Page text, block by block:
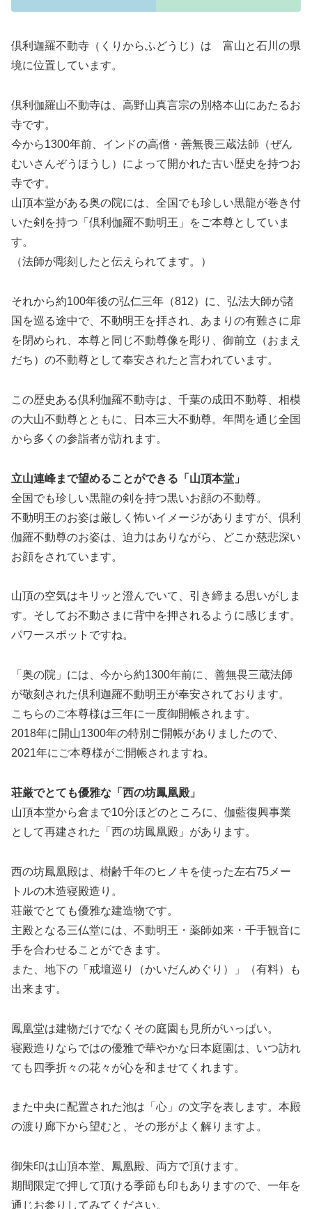
倶利迦羅不動寺（くりからふどうじ）は 富山と石川の県
境に位置しています。
倶利伽羅山不動寺は、高野山真言宗の別格本山にあたるお
寺です。
今から1300年前、インドの高僧・善無畏三蔵法師（ぜん
むいさんぞうほうし）によって開かれた古い歴史を持つお
寺です。
山頂本堂がある奥の院には、全国でも珍しい黒龍が巻き付
いた剣を持つ「倶利伽羅不動明王」をご本尊としていま
す。
（法師が彫刻したと伝えられてます。）
それから約100年後の弘仁三年（812）に、弘法大師が諸
国を巡る途中で、不動明王を拝され、あまりの有難さに扉
を閉められ、本尊と同じ不動尊像を彫り、御前立（おまえ
だち）の不動尊として奉安されたと言われています。
この歴史ある倶利伽羅不動寺は、千葉の成田不動尊、相模
の大山不動尊とともに、日本三大不動尊。年間を通じ全国
から多くの参詣者が訪れます。
立山連峰まで望めることができる「山頂本堂」
全国でも珍しい黒龍の剣を持つ黒いお顔の不動尊。
不動明王のお姿は厳しく怖いイメージがありますが、倶利
伽羅不動尊のお姿は、迫力はありながら、どこか慈悲深い
お顔をされています。
山頂の空気はキリッと澄んでいて、引き締まる思いがしま
す。そしてお不動さまに背中を押されるように感じます。
パワースポットですね。
「奥の院」には、今から約1300年前に、善無畏三蔵法師
が敬刻された倶利迦羅不動明王が奉安されております。
こちらのご本尊様は三年に一度御開帳されます。
2018年に開山1300年の特別ご開帳がありましたので、
2021年にご本尊様がご開帳されますね。
荘厳でとても優雅な「西の坊鳳凰殿」
山頂本堂から倉まで10分ほどのところに、伽藍復興事業
として再建された「西の坊鳳凰殿」があります。
西の坊鳳凰殿は、樹齢千年のヒノキを使った左右75メー
トルの木造寝殿造り。
荘厳でとても優雅な建造物です。
主殿となる三仏堂には、不動明王・薬師如来・千手観音に
手を合わせることができます。
また、地下の「戒壇巡り（かいだんめぐり）」（有料）も
出来ます。
鳳凰堂は建物だけでなくその庭園も見所がいっぱい。
寝殿造りならではの優雅で華やかな日本庭園は、いつ訪れ
ても四季折々の花々が心を和ませてくれます。
また中央に配置された池は「心」の文字を表します。本殿
の渡り廊下から望むと、その形がよく解りますよ。
御朱印は山頂本堂、鳳凰殿、両方で頂けます。
期間限定で押して頂ける季節も印もありますので、一年を
通じお参りしてみてください。